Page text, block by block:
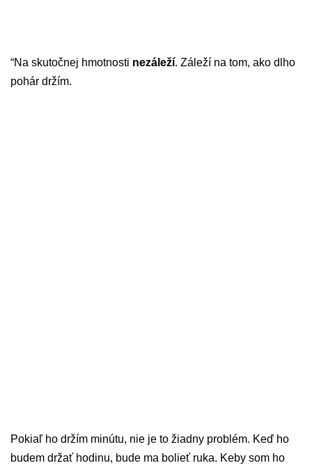
“Na skutočnej hmotnosti nezáleží. Záleží na tom, ako dlho
pohár držím.
Pokiaľ ho držím minútu, nie je to žiadny problém. Keď ho
budem držať hodinu, bude ma bolieť ruka. Keby som ho